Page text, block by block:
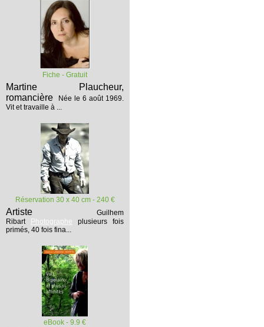
Fiche - Gratuit
Martine Plaucheur,
romancière
Née le 6 août 1969.
Vit et travaille à ...
Réservation 30 x 40 cm - 240 €
Artiste
Guilhem
Ribart
Photographe plusieurs fois
primés, 40 fois fina...
eBook - 9.9 €